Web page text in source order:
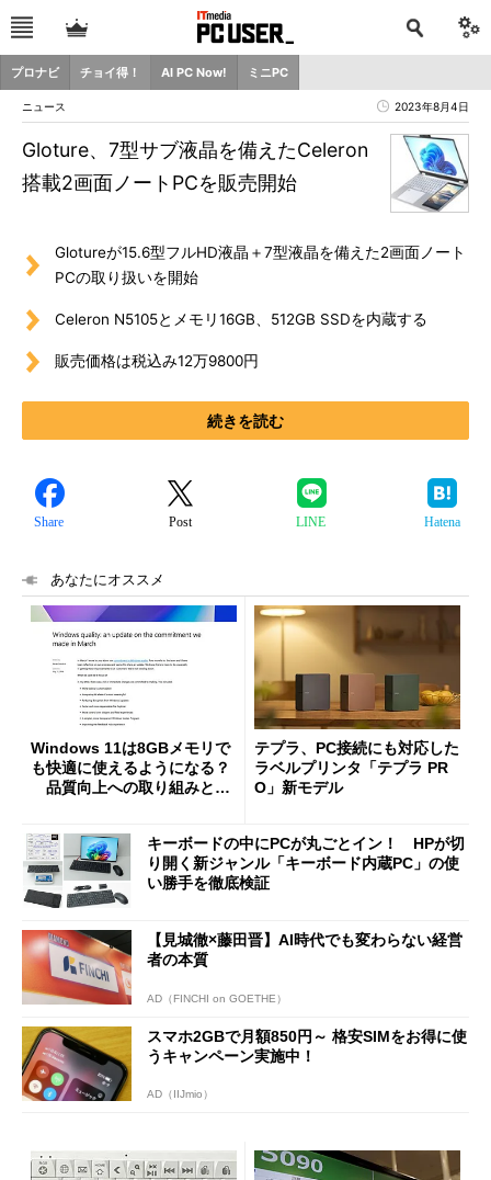
プロナビ チョイ得！ AI PC Now! ミニPC
ニュース 2023年8月4日
Gloture、7型サブ液晶を備えたCeleron
搭載2画面ノートPCを販売開始
Glotureが15.6型フルHD液晶＋7型液晶を備えた2画面ノート
PCの取り扱いを開始
Celeron N5105とメモリ16GB、512GB SSDを内蔵する
販売価格は税込み12万9800円
続きを読む
Share Post LINE Hatena
あなたにオススメ
Windows 11は8GBメモリで
も快適に使えるようになる？
品質向上への取り組みと
テプラ、PC接続にも対応した
ラベルプリンタ「テプラ PR
O」新モデル
キーボードの中にPCが丸ごとイン！ HPが切
り開く新ジャンル「キーボード内蔵PC」の使
い勝手を徹底検証
【見城徹×藤田晋】AI時代でも変わらない経営
者の本質
AD（FINCHI on GOETHE）
スマホ2GBで月額850円～ 格安SIMをお得に使
うキャンペーン実施中！
AD（IIJmio）